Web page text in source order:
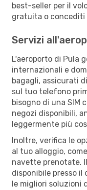
best-seller per il
gratuita o concediti
Servizi
L'aeroporto di Pula
internazionali e
bagagli, assicurati
sul tuo telefono
bisogno di una SIM
negozi disponibili,
leggermente più
Inoltre, verifica le
al tuo alloggio,
navette prenotate.
disponibile presso
le migliori soluzioni